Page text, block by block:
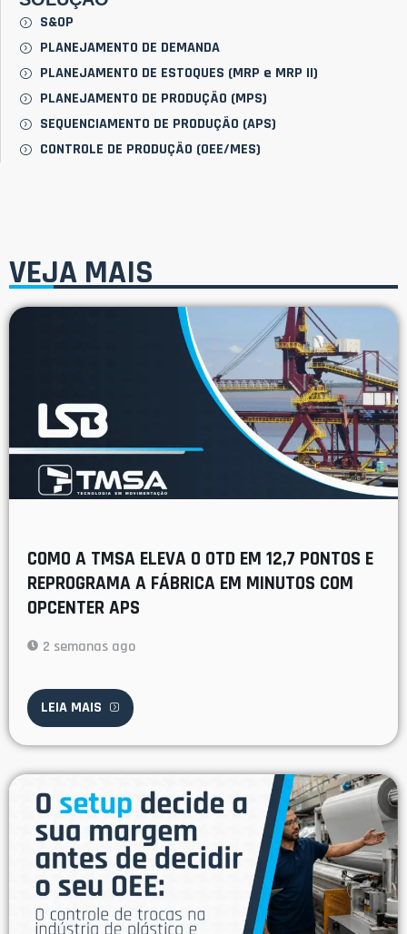
S&OP
PLANEJAMENTO DE DEMANDA
PLANEJAMENTO DE ESTOQUES (MRP e MRP II)
PLANEJAMENTO DE PRODUÇÃO (MPS)
SEQUENCIAMENTO DE PRODUÇÃO (APS)
CONTROLE DE PRODUÇÃO (OEE/MES)
VEJA MAIS
COMO A TMSA ELEVA O OTD EM 12,7 PONTOS E
REPROGRAMA A FÁBRICA EM MINUTOS COM
OPCENTER APS
2 semanas ago
LEIA MAIS